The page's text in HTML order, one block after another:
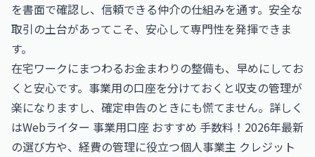
を書面で確認し、信頼できる仲介の仕組みを通す。安全な
取引の土台があってこそ、安心して専門性を発揮できま
す。
在宅ワークにまつわるお金まわりの整備も、早めにしてお
くと安心です。事業用の口座を分けておくと収支の管理が
楽になりますし、確定申告のときにも慌てません。詳しく
はWebライター 事業用口座 おすすめ 手数料！2026年最新
の選び方や、経費の管理に役立つ個人事業主 クレジット